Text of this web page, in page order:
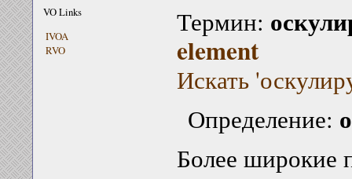
VO Links
IVOA
RVO
Термин:
element
Искать
Определение:
Более широкие